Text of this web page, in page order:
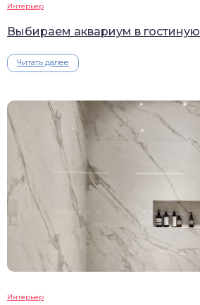
Интерьер
Выбираем аквариум в гостиную
Читать далее
Интерьер